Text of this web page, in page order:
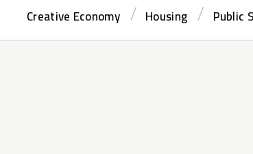
Creative Economy Housing Public